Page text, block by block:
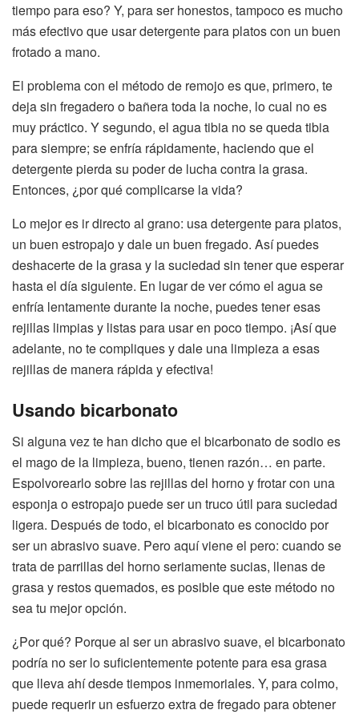
tiempo para eso? Y, para ser honestos, tampoco es mucho
más efectivo que usar detergente para platos con un buen
frotado a mano.
El problema con el método de remojo es que, primero, te
deja sin fregadero o bañera toda la noche, lo cual no es
muy práctico. Y segundo, el agua tibia no se queda tibia
para siempre; se enfría rápidamente, haciendo que el
detergente pierda su poder de lucha contra la grasa.
Entonces, ¿por qué complicarse la vida?
Lo mejor es ir directo al grano: usa detergente para platos,
un buen estropajo y dale un buen fregado. Así puedes
deshacerte de la grasa y la suciedad sin tener que esperar
hasta el día siguiente. En lugar de ver cómo el agua se
enfría lentamente durante la noche, puedes tener esas
rejillas limpias y listas para usar en poco tiempo. ¡Así que
adelante, no te compliques y dale una limpieza a esas
rejillas de manera rápida y efectiva!
Usando bicarbonato
Si alguna vez te han dicho que el bicarbonato de sodio es
el mago de la limpieza, bueno, tienen razón… en parte.
Espolvorearlo sobre las rejillas del horno y frotar con una
esponja o estropajo puede ser un truco útil para suciedad
ligera. Después de todo, el bicarbonato es conocido por
ser un abrasivo suave. Pero aquí viene el pero: cuando se
trata de parrillas del horno seriamente sucias, llenas de
grasa y restos quemados, es posible que este método no
sea tu mejor opción.
¿Por qué? Porque al ser un abrasivo suave, el bicarbonato
podría no ser lo suficientemente potente para esa grasa
que lleva ahí desde tiempos inmemoriales. Y, para colmo,
puede requerir un esfuerzo extra de fregado para obtener